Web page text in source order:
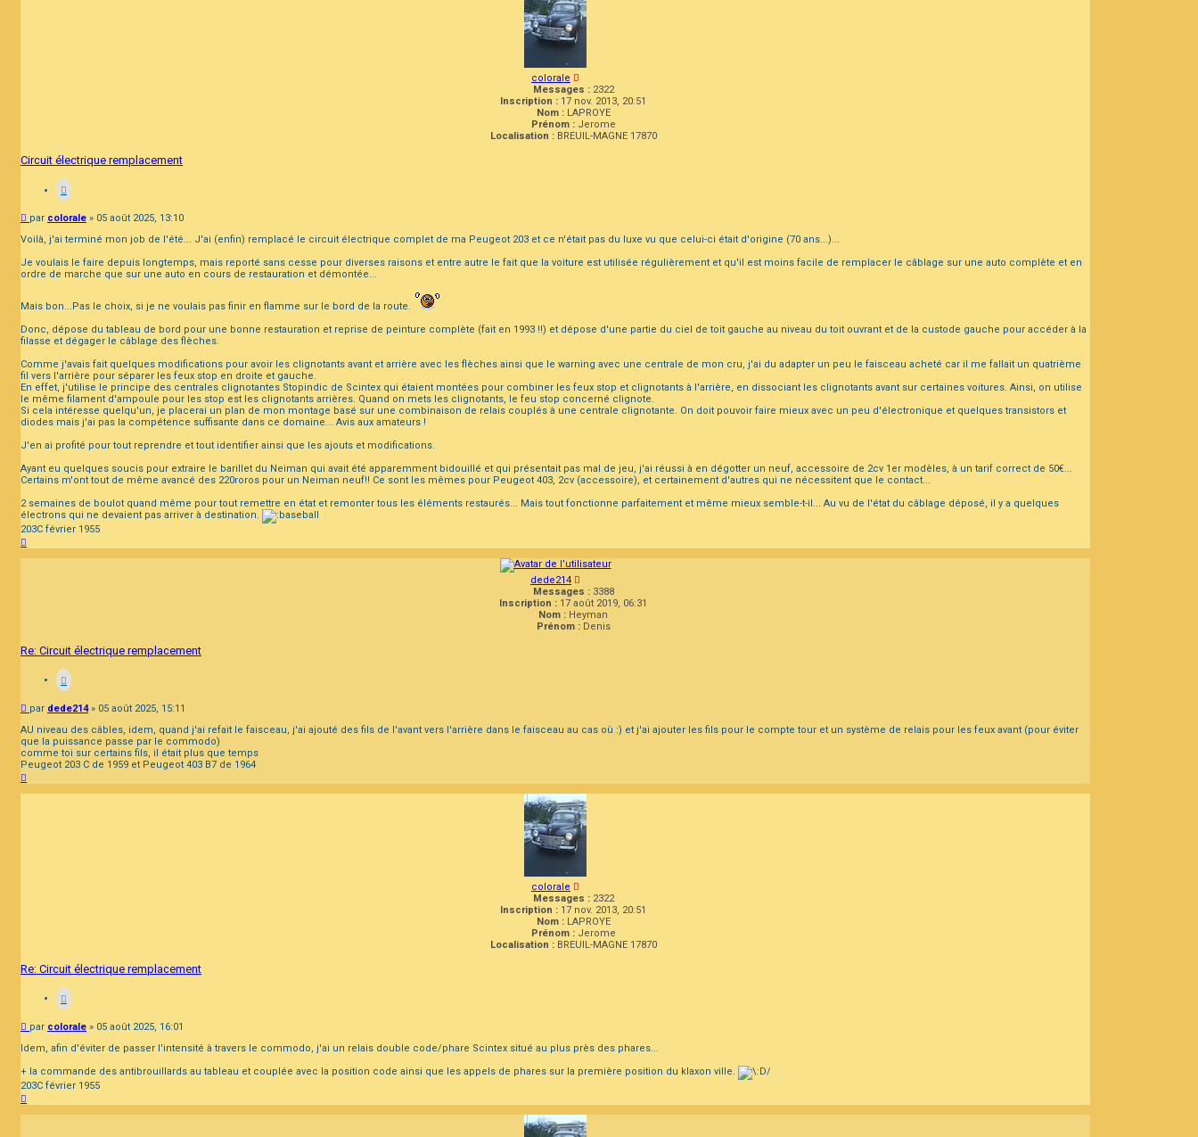
colorale
Messages :2322
Inscription : 17 nov. 2013, 20:51
Nom :LAPROYE
Prénom :Jerome
Localisation :BREUIL-MAGNE 17870
Circuit électrique remplacement
Message
par colorale » 05 août 2025, 13:10
Voilà, j'ai terminé mon job de l'été... J'ai (enfin) remplacé le circuit électrique complet de ma Peugeot 203 et ce n'était pas du luxe vu que celui-ci était d'origine (70 ans...)...
Je voulais le faire depuis longtemps, mais reporté sans cesse pour diverses raisons et entre autre le fait que la voiture est utilisée régulièrement et qu'il est moins facile de remplacer le câblage sur une auto complète et en
ordre de marche que sur une auto en cours de restauration et démontée...
Mais bon...Pas le choix, si je ne voulais pas finir en flamme sur le bord de la route.
Donc, dépose du tableau de bord pour une bonne restauration et reprise de peinture complète (fait en 1993 !!) et dépose d'une partie du ciel de toit gauche au niveau du toit ouvrant et de la custode gauche pour accéder à la
filasse et dégager le câblage des flèches.
Comme j'avais fait quelques modifications pour avoir les clignotants avant et arrière avec les flèches ainsi que le warning avec une centrale de mon cru, j'ai du adapter un peu le faisceau acheté car il me fallait un quatrième
fil vers l'arrière pour séparer les feux stop en droite et gauche.
En effet, j'utilise le principe des centrales clignotantes Stopindic de Scintex qui étaient montées pour combiner les feux stop et clignotants à l'arrière, en dissociant les clignotants avant sur certaines voitures. Ainsi, on utilise
le même filament d'ampoule pour les stop est les clignotants arrières. Quand on mets les clignotants, le feu stop concerné clignote.
Si cela intéresse quelqu'un, je placerai un plan de mon montage basé sur une combinaison de relais couplés à une centrale clignotante. On doit pouvoir faire mieux avec un peu d'électronique et quelques transistors et
diodes mais j'ai pas la compétence suffisante dans ce domaine... Avis aux amateurs !
J'en ai profité pour tout reprendre et tout identifier ainsi que les ajouts et modifications.
Ayant eu quelques soucis pour extraire le barillet du Neiman qui avait été apparemment bidouillé et qui présentait pas mal de jeu, j'ai réussi à en dégotter un neuf, accessoire de 2cv 1er modèles, à un tarif correct de 50€...
Certains m'ont tout de même avancé des 220roros pour un Neiman neuf!! Ce sont les mêmes pour Peugeot 403, 2cv (accessoire), et certainement d'autres qui ne nécessitent que le contact...
2 semaines de boulot quand même pour tout remettre en état et remonter tous les éléments restaurés... Mais tout fonctionne parfaitement et même mieux semble-t-il... Au vu de l'état du câblage déposé, il y a quelques
électrons qui ne devaient pas arriver à destination.
203C février 1955
dede214
Messages :3388
Inscription : 17 août 2019, 06:31
Nom : Heyman
Prénom :Denis
Re: Circuit électrique remplacement
Message
par dede214» 05 août 2025, 15:11
AU niveau des câbles, idem, quand j'ai refait le faisceau, j'ai ajouté des fils de l'avant vers l'arrière dans le faisceau au cas où :) et j'ai ajouter les fils pour le compte tour et un système de relais pour les feux avant (pour éviter
que la puissance passe par le commodo)
comme toi sur certains fils, il était plus que temps
Peugeot 203 C de 1959 et Peugeot 403 B7 de 1964
colorale
Messages :2322
Inscription : 17 nov. 2013, 20:51
Nom :LAPROYE
Prénom :Jerome
Localisation :BREUIL-MAGNE 17870
Re: Circuit électrique remplacement
Message
par colorale » 05 août 2025, 16:01
Idem, afin d'éviter de passer l'intensité à travers le commodo, j'ai un relais double code/phare Scintex situé au plus près des phares...
+ la commande des antibrouillards au tableau et couplée avec la position code ainsi que les appels de phares sur la première position du klaxon ville.
203C février 1955